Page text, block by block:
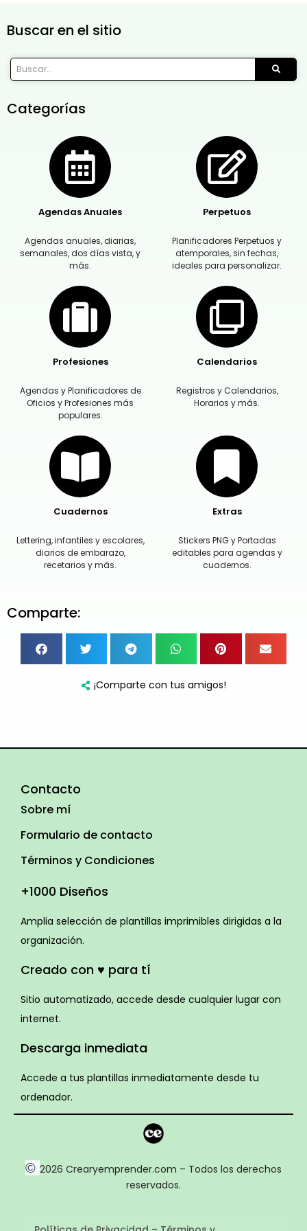
Buscar en el sitio
Categorías
Agendas Anuales
Agendas anuales, diarias,
semanales, dos días vista, y
más.
Perpetuos
Planificadores Perpetuos y
atemporales, sin fechas,
ideales para personalizar.
Profesiones
Agendas y Planificadores de
Oficios y Profesiones más
populares.
Calendarios
Registros y Calendarios,
Horarios y más.
Cuadernos
Lettering, infantiles y escolares,
diarios de embarazo,
recetarios y más.
Extras
Stickers PNG y Portadas
editables para agendas y
cuadernos.
Comparte:
¡Comparte con tus amigos!
Contacto
Sobre mí
Formulario de contacto
Términos y Condiciones
+1000 Diseños
Amplia selección de plantillas imprimibles dirigidas a la
organización.
Creado con ♥ para tí
Sitio automatizado, accede desde cualquier lugar con
internet.
Descarga inmediata
Accede a tus plantillas inmediatamente desde tu
ordenador.
© 2026 Crearyemprender.com – Todos los derechos
reservados.